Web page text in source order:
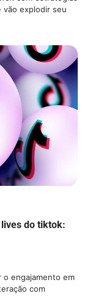
vão explodir seu
do tiktok:
o engajamento em
com